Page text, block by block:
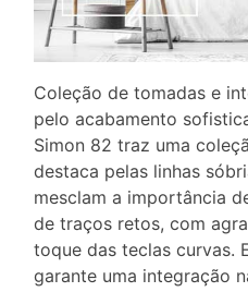
Coleção de tomadas e
pelo acabamento
Simon 82 traz uma
destaca pelas linhas
mesclam a importância
de traços retos, com
toque das teclas curvas.
garante uma integração